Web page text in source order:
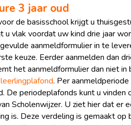
3 jaar oud
de basisschool krijgt u
u vlak voordat uw kind drie jaar
aanmeldformulier in te
keuze. Eerder aanmelden dan
het aanmeldformulier dan niet in
leerlingplafond. Per
De periodeplafonds kunt u vinden
Scholenwijzer. U ziet hier dat er
is. Deze verdeling is gemaakt op